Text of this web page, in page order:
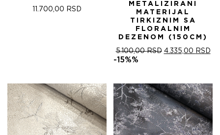
11.700,00 RSD
METALIZIRANI
MATERIJAL
TIRKIZNIM SA
FLORALNIM
DEZENOM (150CM)
5.100,00RSD ОРИГИНАЛНА
5.100,00 RSD.
4.335,00 RSD
-15%%